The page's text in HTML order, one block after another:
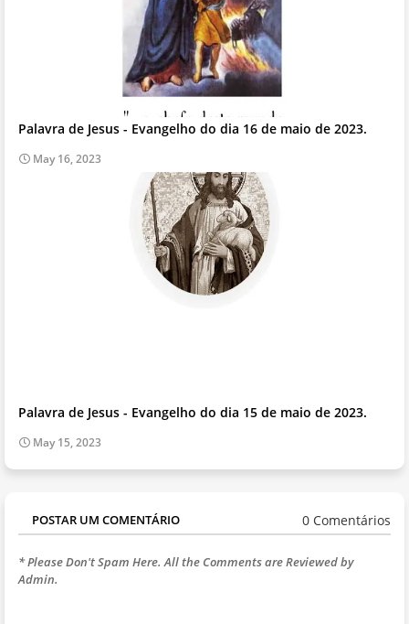
Palavra de Jesus - Evangelho do dia 16 de maio de 2023.
May 16, 2023
Palavra de Jesus - Evangelho do dia 15 de maio de 2023.
May 15, 2023
POSTAR UM COMENTÁRIO 0 Comentários
* Please Don't Spam Here. All the Comments are Reviewed by
Admin.